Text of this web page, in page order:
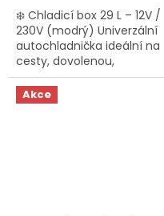
5
hvězdiček.
❄️ Chladicí box 29 L – 12V /
230V (modrý) Univerzální
autochladnička ideální na
cesty, dovolenou,
kempování i běžné použití
doma. Díky napájení 12 V i
230 V ji snadno připojíte...
Akce